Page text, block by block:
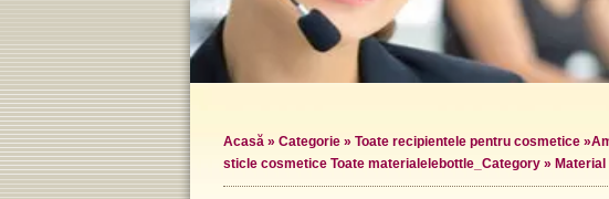
Acasă » Categorie » Toate recipientele pentru cosmetice »
sticle cosmetice Toate materialelebottle_Category »